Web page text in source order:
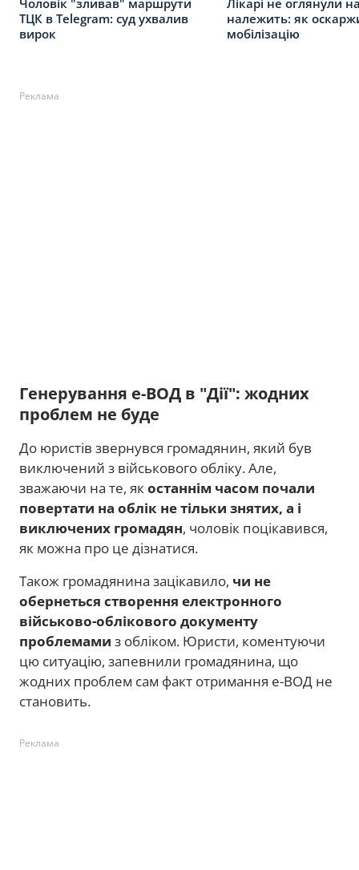
ТЦК в Telegram: суд ухвалив
вирок
належить: як
мобілізацію
Реклама
Генерування е-ВОД в "Дії": жодних
проблем не буде
До юристів звернувся громадянин, який був
виключений з військового обліку. Але,
зважаючи на те, якостаннім часом почали
повертати на облік не тільки знятих, а і
виключених громадян, чоловік поцікавився,
як можна про це дізнатися.
Також громадянина зацікавило, чи не
обернеться створення електронного
військово-облікового документу
проблемами з обліком. Юристи, коментуючи
цю ситуацію, запевнили громадянина, що
жодних проблем сам факт отримання е-ВОД не
становить.
Реклама